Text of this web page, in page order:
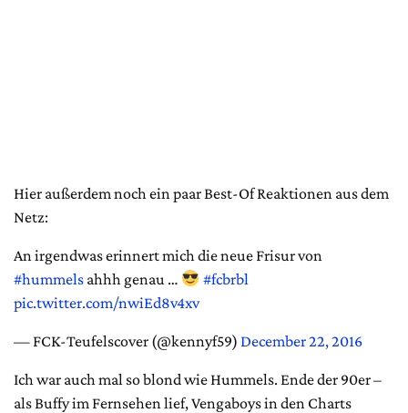
Hier außerdem noch ein paar Best-Of Reaktionen aus dem
Netz:
An irgendwas erinnert mich die neue Frisur von
#hummels ahhh genau …
#fcbrbl
pic.twitter.com/nwiEd8v4xv
— FCK-Teufelscover (@kennyf59) December 22, 2016
Ich war auch mal so blond wie Hummels. Ende der 90er –
als Buffy im Fernsehen lief, Vengaboys in den Charts